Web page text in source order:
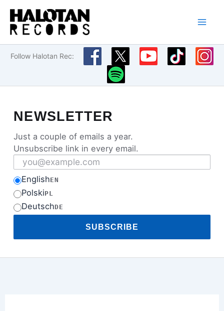
Przejdź
do
treści
Follow Halotan Rec:
NEWSLETTER
Just a couple of emails a year.
Unsubscribe link in every email.
Email address
EnglishEN
PolskiPL
DeutschDE
SUBSCRIBE